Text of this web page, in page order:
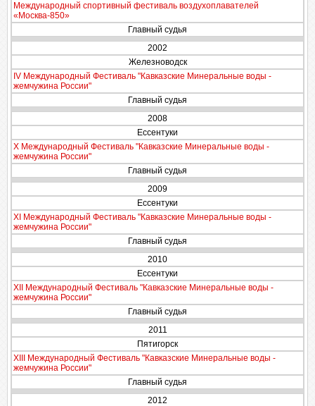
Международный спортивный фестиваль воздухоплавателей
«Москва-850»
Главный судья
2002
Железноводск
IV Международный Фестиваль "Кавказские Минеральные воды -
жемчужина России"
Главный судья
2008
Ессентуки
X Международный Фестиваль "Кавказские Минеральные воды -
жемчужина России"
Главный судья
2009
Ессентуки
XI Международный Фестиваль "Кавказские Минеральные воды -
жемчужина России"
Главный судья
2010
Ессентуки
XII Международный Фестиваль "Кавказские Минеральные воды -
жемчужина России"
Главный судья
2011
Пятигорск
XIII Международный Фестиваль "Кавказские Минеральные воды -
жемчужина России"
Главный судья
2012